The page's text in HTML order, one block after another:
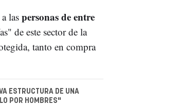
las personas de entre
de este sector de la
tanto en compra
ESTRUCTURA DE UNA
POR HOMBRES"